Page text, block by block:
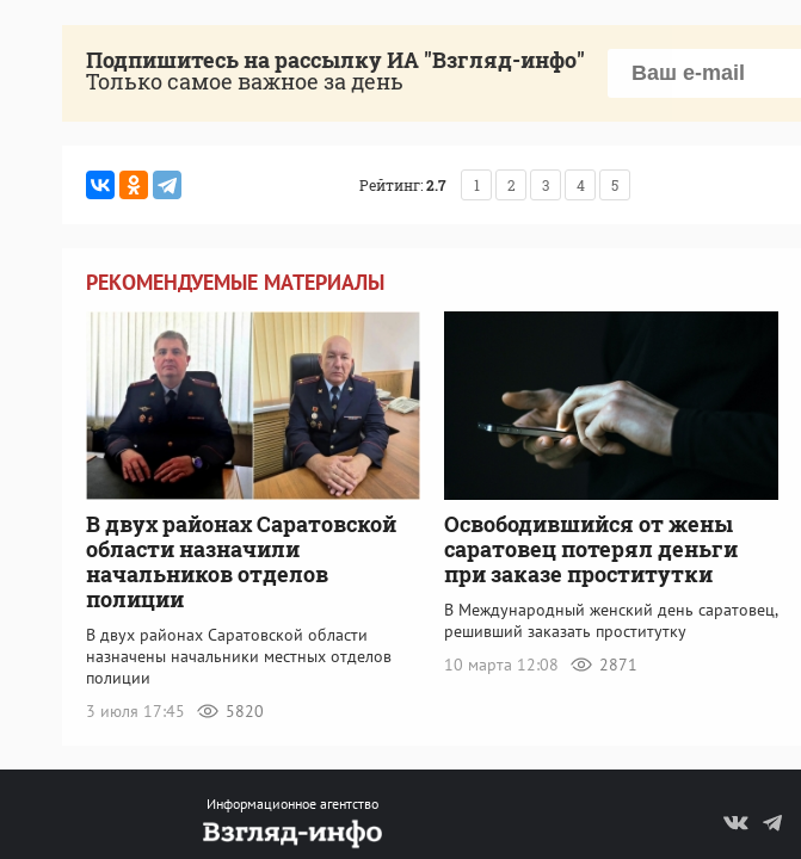
Подпишитесь на рассылку ИА "Взгляд-инфо"
Только самое важное за день
Рейтинг:2.7 1 2 3 4 5
РЕКОМЕНДУЕМЫЕ МАТЕРИАЛЫ
В двух районах Саратовской
области назначили
начальников отделов
полиции
В двух районах Саратовской области
назначены начальники местных отделов
полиции
3 июля 17:45
5820
Освободившийся от жены
саратовец потерял деньги
при заказе проститутки
В Международный женский день саратовец,
решивший заказать проститутку
10 марта 12:08
2871
Информационное агентство